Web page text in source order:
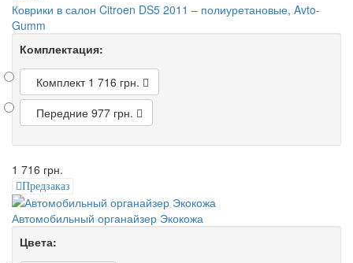
Коврики в салон Citroen DS5 2011 – полиуретановые, Avto-
Gumm
Комплектация:
Комплект 1 716 грн.
Передние 977 грн.
1 716 грн.
Предзаказ
Автомобильный органайзер Экокожа
Цвета: